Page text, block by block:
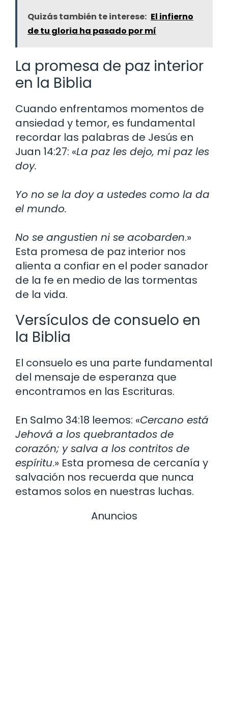
Quizás también te interese: El infierno
de tu gloria ha pasado por mí
La promesa de paz interior
en la Biblia
Cuando enfrentamos momentos de
ansiedad y temor, es fundamental
recordar las palabras de Jesús en
Juan 14:27: «La paz les dejo, mi paz les
doy.
Yo no se la doy a ustedes como la da
el mundo.
No se angustien ni se acobarden.»
Esta promesa de paz interior nos
alienta a confiar en el poder sanador
de la fe en medio de las tormentas
de la vida.
Versículos de consuelo en
la Biblia
El consuelo es una parte fundamental
del mensaje de esperanza que
encontramos en las Escrituras.
En Salmo 34:18 leemos: «Cercano está
Jehová a los quebrantados de
corazón; y salva a los contritos de
espíritu.» Esta promesa de cercanía y
salvación nos recuerda que nunca
estamos solos en nuestras luchas.
Anuncios